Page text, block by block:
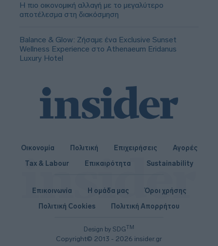
Η πιο οικονομική αλλαγή με το μεγαλύτερο
αποτέλεσμα στη διακόσμηση
Balance & Glow: Ζήσαμε ένα Exclusive Sunset
Wellness Experience στο Athenaeum Eridanus
Luxury Hotel
Οικονομία Πολιτική Επιχειρήσεις
Αγορές
Tax & Labour
Επικαιρότητα Sustainability
Design by SDGTM
Copyright© 2013 - 2026 insider.gr
Επικοινωνία Η ομάδα μας
Όροι χρήσης
Πολιτική Cookies
Πολιτική Απορρήτου